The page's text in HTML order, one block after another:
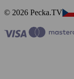
© 2026 Pecka.TV